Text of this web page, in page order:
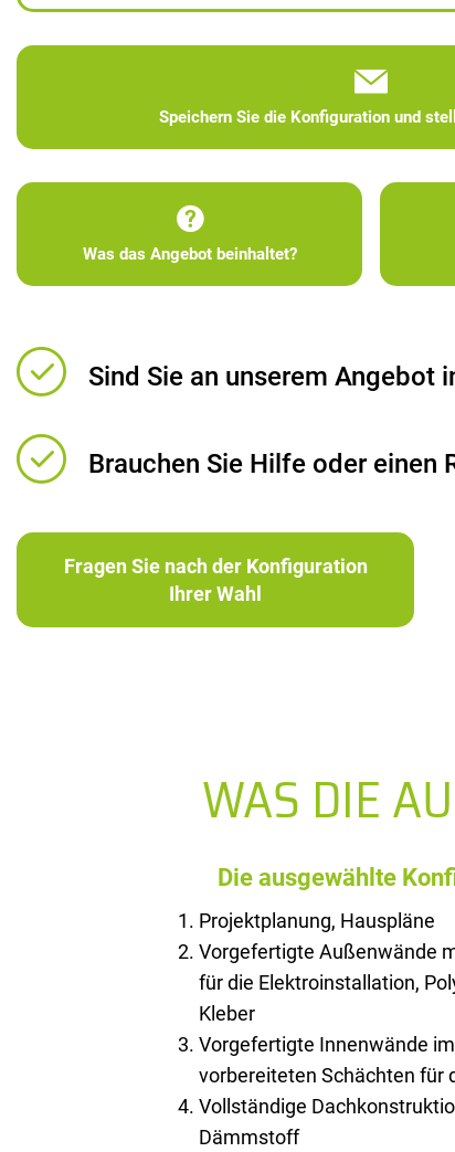
Speichern Sie die Konfiguration und
Was das Angebot beinhaltet?
Sind Sie an unserem Angebot
Brauchen Sie Hilfe oder einen
Fragen Sie nach der Konfiguration
Ihrer Wahl
WAS DIE
Die ausgewählte
Projektplanung, Hauspläne
Vorgefertigte Außenwände
für die Elektroinstallation,
Kleber
Vorgefertigte Innenwände
vorbereiteten Schächten für
Vollständige
Dämmstoff